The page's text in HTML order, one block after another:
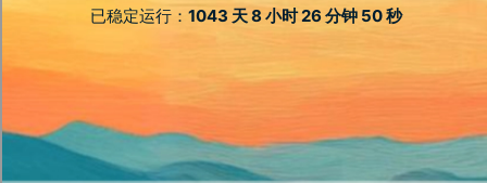
NPV|picacg加速器App 下载
目前的连线似乎不太稳定，导致内容无法正常显示。
还请您尝试重新整理，或是稍待片刻。